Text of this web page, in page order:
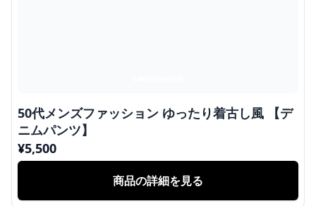
50代メンズファッション ゆったり着古し風 【デ
ニムパンツ】
¥5,500
商品の詳細を見る